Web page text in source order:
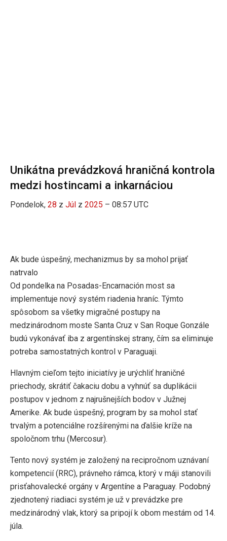
Unikátna prevádzková hraničná kontrola
medzi hostincami a inkarnáciou
Pondelok, 28 z Júl z 2025 – 08:57 UTC
Ak bude úspešný, mechanizmus by sa mohol prijať
natrvalo
Od pondelka na Posadas-Encarnación most sa
implementuje nový systém riadenia hraníc. Týmto
spôsobom sa všetky migračné postupy na
medzinárodnom moste Santa Cruz v San Roque Gonzále
budú vykonávať iba z argentínskej strany, čím sa eliminuje
potreba samostatných kontrol v Paraguaji.
Hlavným cieľom tejto iniciatívy je urýchliť hraničné
priechody, skrátiť čakaciu dobu a vyhnúť sa duplikácii
postupov v jednom z najrušnejších bodov v Južnej
Amerike. Ak bude úspešný, program by sa mohol stať
trvalým a potenciálne rozšírenými na ďalšie kríže na
spoločnom trhu (Mercosur).
Tento nový systém je založený na recipročnom uznávaní
kompetencií (RRC), právneho rámca, ktorý v máji stanovili
prisťahovalecké orgány v Argentíne a Paraguay. Podobný
zjednotený riadiaci systém je už v prevádzke pre
medzinárodný vlak, ktorý sa pripojí k obom mestám od 14.
júla.